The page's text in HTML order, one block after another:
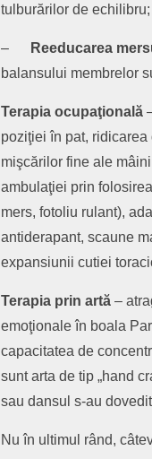
tulburărilor de echilibru;
– Reeducarea
balansului membrelor
Terapia ocupaţională
poziţiei în pat,
mişcărilor fine ale
ambulaţiei prin
mers, fotoliu rulant),
antiderapant, scaune
expansiunii cutiei
Terapia prin artă –
emoţionale în boala
capacitatea de
sunt arta de tip „hand
sau dansul s-au
Nu în ultimul rând,